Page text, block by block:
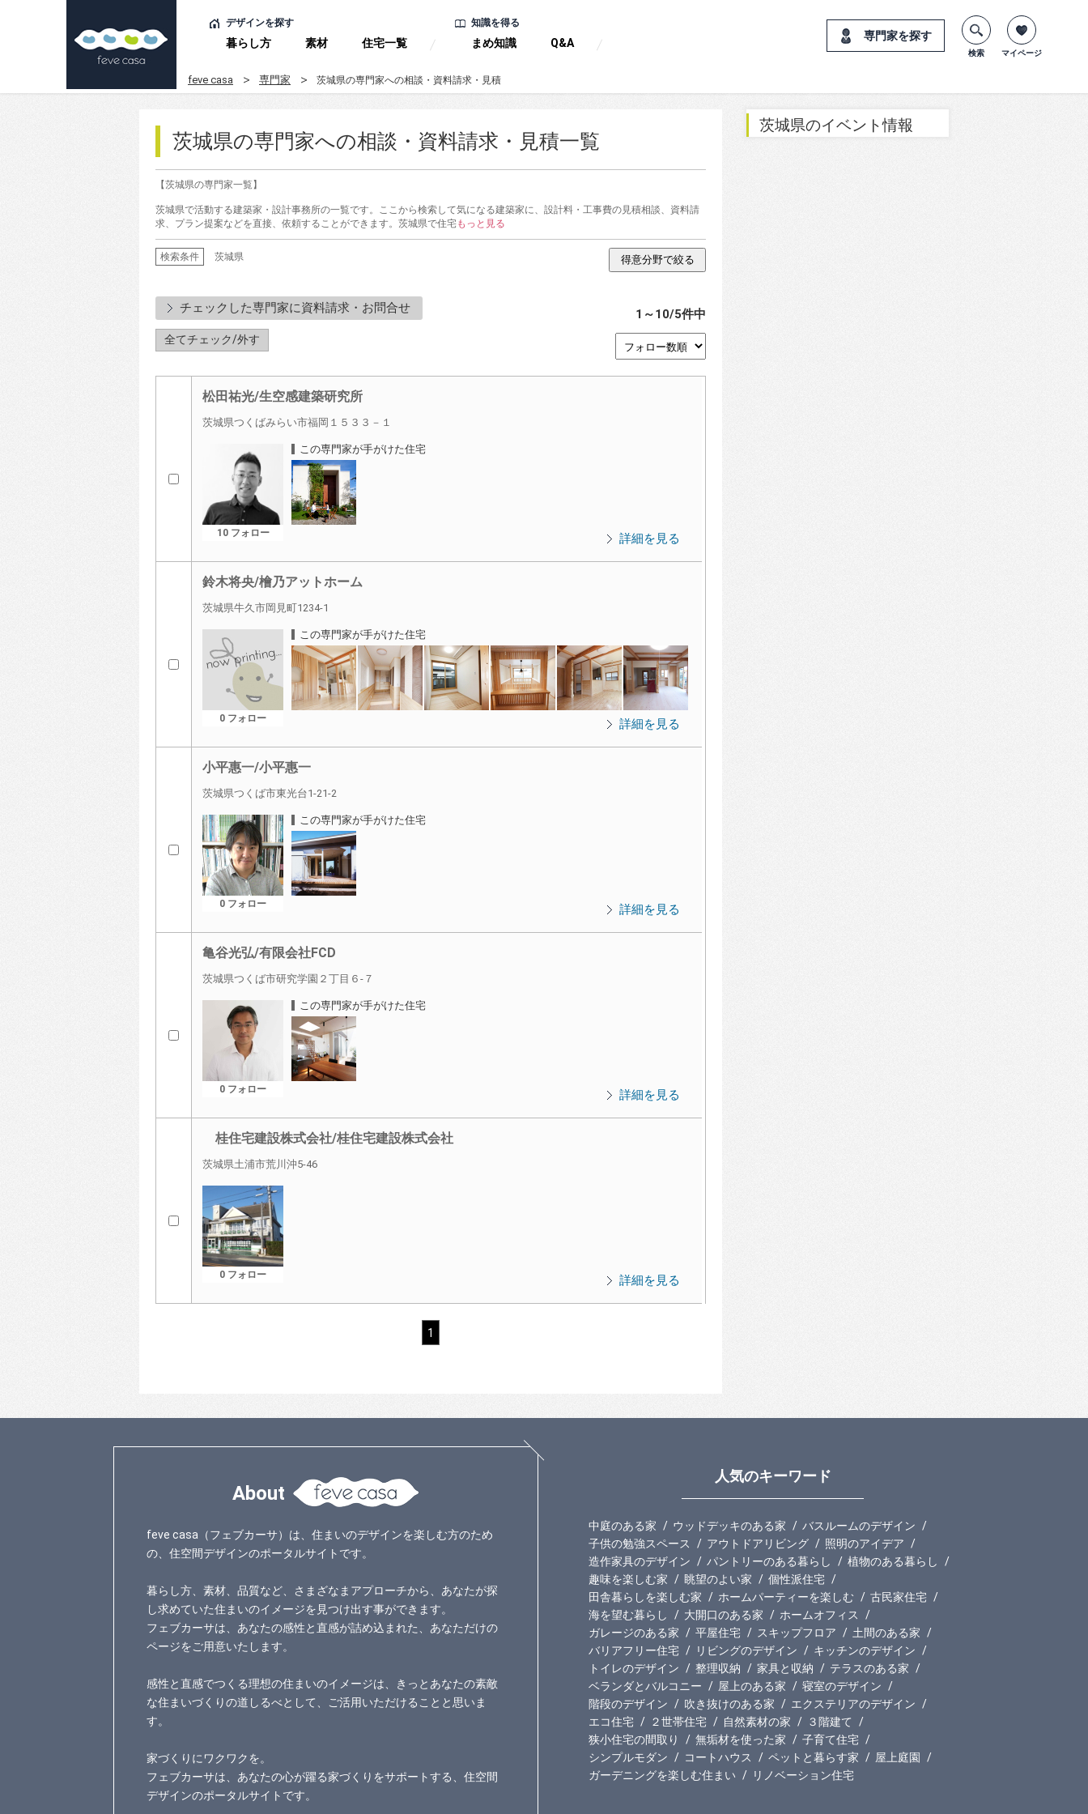
デザインを探す
暮らし方 素材 住宅一覧
知識を得る
まめ知識 Q&A
専門家を探す
検索 マイページ
feve casa 専門家 茨城県の専門家への相談・資料請求・見積
茨城県の専門家への相談・資料請求・見積一覧
【茨城県の専門家一覧】
茨城県で活動する建築家・設計事務所の一覧です。ここから検索して気になる建築家に、設計料・工事費の見積相談、資料請
求、プラン提案などを直接、依頼することができます。茨城県で住宅もっと見る
検索条件 茨城県
チェックした専門家に資料請求・お問合せ
全てチェック/外す
1～10/5件中
松田祐光/生空感建築研究所
茨城県つくばみらい市福岡１５３３－１
10 フォロー
この専門家が手がけた住宅
詳細を見る
鈴木将央/檜乃アットホーム
茨城県牛久市岡見町1234-1
0 フォロー
この専門家が手がけた住宅
詳細を見る
小平惠一/小平惠一
茨城県つくば市東光台1-21-2
0 フォロー
この専門家が手がけた住宅
詳細を見る
亀谷光弘/有限会社FCD
茨城県つくば市研究学園２丁目６-７
0 フォロー
この専門家が手がけた住宅
詳細を見る
桂住宅建設株式会社/桂住宅建設株式会社
茨城県土浦市荒川沖5-46
0 フォロー 詳細を見る
1
茨城県のイベント情報
About
feve casa（フェブカーサ）は、住まいのデザインを楽しむ方のため
の、住空間デザインのポータルサイトです。
暮らし方、素材、品質など、さまざなまアプローチから、あなたが探
し求めていた住まいのイメージを見つけ出す事ができます。
フェブカーサは、あなたの感性と直感が詰め込まれた、あなただけの
ページをご用意いたします。
感性と直感でつくる理想の住まいのイメージは、きっとあなたの素敵
な住まいづくりの道しるべとして、ご活用いただけることと思いま
す。
家づくりにワクワクを。
フェブカーサは、あなたの心が躍る家づくりをサポートする、住空間
デザインのポータルサイトです。
人気のキーワード
中庭のある家 ウッドデッキのある家
バスルームのデザイン
子供の勉強スペース
アウトドアリビング
照明のアイデア
造作家具のデザイン
パントリーのある暮らし
植物のある暮らし
趣味を楽しむ家
眺望のよい家
個性派住宅
田舎暮らしを楽しむ家
ホームパーティーを楽しむ
古民家住宅
海を望む暮らし
大開口のある家
ホームオフィス
ガレージのある家
平屋住宅 スキップフロア
土間のある家
バリアフリー住宅
リビングのデザイン
キッチンのデザイン
トイレのデザイン
整理収納 家具と収納
テラスのある家
ベランダとバルコニー
屋上のある家
寝室のデザイン
階段のデザイン
吹き抜けのある家
エクステリアのデザイン
エコ住宅
２世帯住宅 自然素材の家
３階建て
狭小住宅の間取り
無垢材を使った家
子育て住宅
シンプルモダン
コートハウス ペットと暮らす家
屋上庭園
ガーデニングを楽しむ住まい
リノベーション住宅